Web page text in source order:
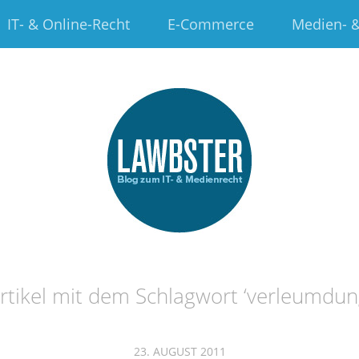
IT- & Online-Recht E-Commerce Medien-
mit dem Schlagwort ‘
23. AUGUST 2011